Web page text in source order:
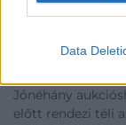
Data
Jónéhány
előtt rendezi téli